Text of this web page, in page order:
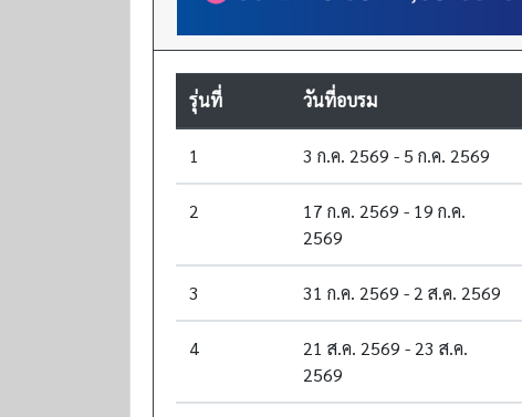
รุ่นที่ วันที่อบรม
1 3 ก.ค. 2569 - 5 ก.ค. 2569
2
17 ก.ค. 2569 - 19 ก.ค.
2569
3 31 ก.ค. 2569 - 2 ส.ค. 2569
4
21 ส.ค. 2569 - 23 ส.ค.
2569